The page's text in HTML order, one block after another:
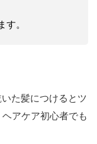
。
た髪につけるとツ
アケア初心者でも